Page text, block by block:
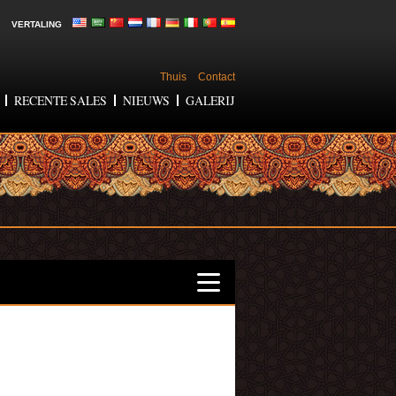
VERTALING
Thuis Contact
RECENTE SALES NIEUWS GALERIJ